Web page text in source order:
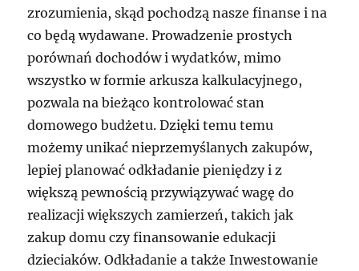
zrozumienia, skąd pochodzą nasze finanse i na
co będą wydawane. Prowadzenie prostych
porównań dochodów i wydatków, mimo
wszystko w formie arkusza kalkulacyjnego,
pozwala na bieżąco kontrolować stan
domowego budżetu. Dzięki temu temu
możemy unikać nieprzemyślanych zakupów,
lepiej planować odkładanie pieniędzy i z
większą pewnością przywiązywać wagę do
realizacji większych zamierzeń, takich jak
zakup domu czy finansowanie edukacji
dzieciaków. Odkładanie a także Inwestowanie